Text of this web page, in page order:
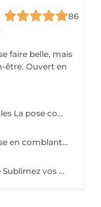
86
faire belle, mais
être. Ouvert en
Pose complète technique adaptée à vos ongles La pose complète permet de rallonger et restructurer vos ongles pour un résultat soigné, fin et naturel. Nous choisissons la technique la plus adaptée à vos ongles : chablon ou pop-it, selon leur forme et leur solidité. Inclut : préparation de l'ongle, extension, mise en forme, couleur ou finition au choix. Durée : environ 1h30
Le remplissage permet de rafraîchir votre pose en comblant la repousse naturelle de l'ongle, tout en redonnant forme, solidité et éclat à vos mains. Adapté pour les poses en gel ou acrygel déjà réalisées à l'institut (environ toutes les 3 à 4 semaines). Inclut : limage, ponçage, restructuration, couleur ou finition au choix. Durée : environ 1h30
Semi-permanent technique manucure russe Sublimez vos ongles avec notre manucure russe, une technique professionnelle qui offre un résultat ultra-précis et durable. Cette prestation inclut : Soin complet des ongles et cuticules Limage et préparation minutieuse Application du semi-permanent pour un rendu net et élégant Résultat impeccable : la repousse n'est pas visible pendant 10 jours Durée : 45 minutes